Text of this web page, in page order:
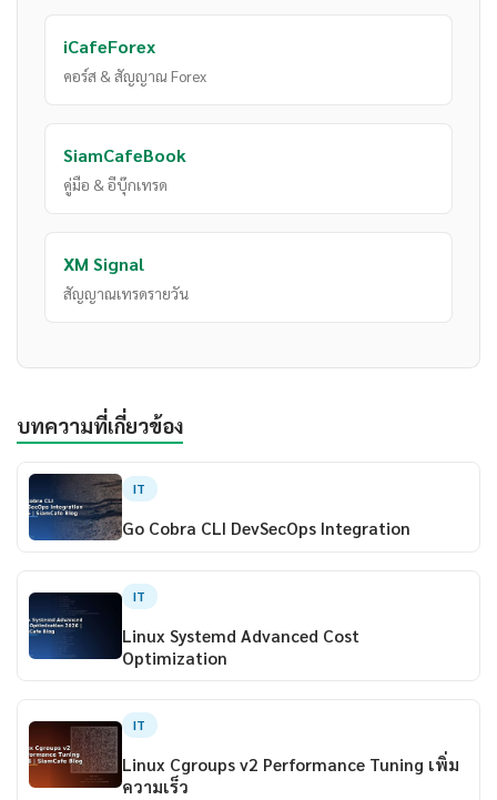
iCafeForex
คอร์ส & สัญญาณ Forex
SiamCafeBook
คู่มือ & อีบุ๊กเทรด
XM Signal
สัญญาณเทรดรายวัน
บทความที่เกี่ยวข้อง
IT
Go Cobra CLI DevSecOps Integration
IT
Linux Systemd Advanced Cost
Optimization
IT
Linux Cgroups v2 Performance Tuning เพิ่ม
ความเร็ว